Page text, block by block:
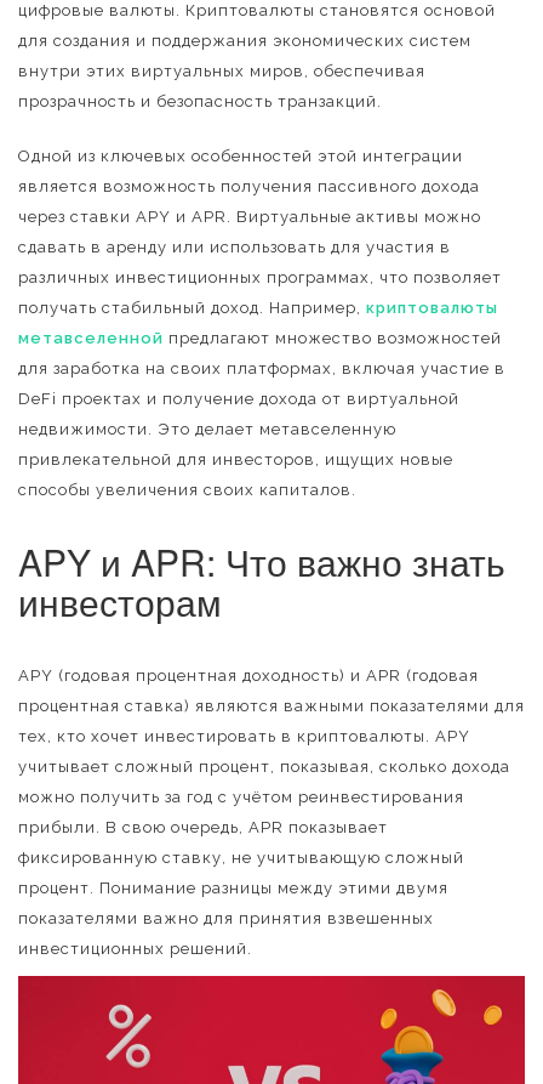
цифровые валюты. Криптовалюты становятся основой
для создания и поддержания экономических систем
внутри этих виртуальных миров, обеспечивая
прозрачность и безопасность транзакций.
Одной из ключевых особенностей этой интеграции
является возможность получения пассивного дохода
через ставки APY и APR. Виртуальные активы можно
сдавать в аренду или использовать для участия в
различных инвестиционных программах, что позволяет
получать стабильный доход. Например, криптовалюты
метавселенной предлагают множество возможностей
для заработка на своих платформах, включая участие в
DeFi проектах и получение дохода от виртуальной
недвижимости. Это делает метавселенную
привлекательной для инвесторов, ищущих новые
способы увеличения своих капиталов.
APY и APR: Что важно знать
инвесторам
APY (годовая процентная доходность) и APR (годовая
процентная ставка) являются важными показателями для
тех, кто хочет инвестировать в криптовалюты. APY
учитывает сложный процент, показывая, сколько дохода
можно получить за год с учётом реинвестирования
прибыли. В свою очередь, APR показывает
фиксированную ставку, не учитывающую сложный
процент. Понимание разницы между этими двумя
показателями важно для принятия взвешенных
инвестиционных решений.